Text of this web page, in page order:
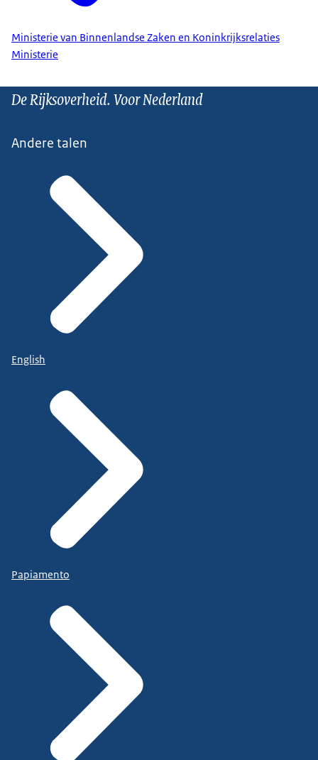
Ministerie van Binnenlandse Zaken en Koninkrijksrelaties
Ministerie
De Rijksoverheid. Voor Nederland
Andere talen
English
Papiamento